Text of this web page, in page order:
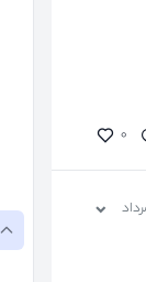
۰